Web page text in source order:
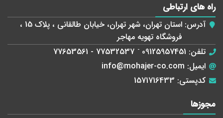
راه های ارتباطی
آدرس:
استان تهران، شهر تهران، خیابان طالقانی ، پلاک 15 ،
فروشگاه تهویه مهاجر
تلفن: 09125957451
-
77532537 - 77653561
ایمیل: info@mohajer-co.com
کدپستی: 1571716433
مجوز‌ها